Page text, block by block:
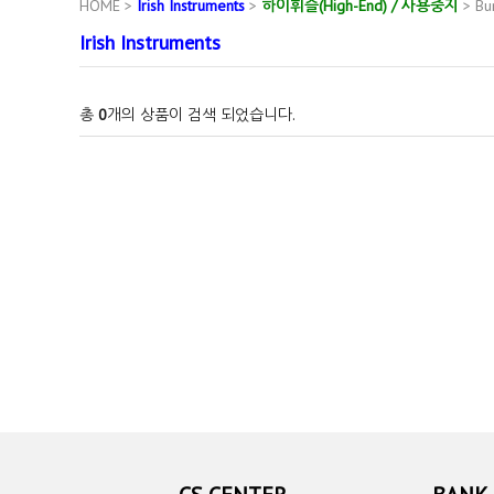
HOME > Irish Instruments > 하이휘슬(High-End) / 사용중지 >
Irish Instruments
총 0개의 상품이 검색 되었습니다.